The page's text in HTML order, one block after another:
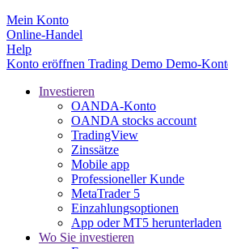
Mein Konto
Online-Handel
Help
Konto eröffnen Trading Demo Demo-
Investieren
OANDA-Konto
OANDA stocks account
TradingView
Zinssätze
Mobile app
Professioneller Kunde
MetaTrader 5
Einzahlungsoptionen
App oder MT5 herunterladen
Wo Sie investieren